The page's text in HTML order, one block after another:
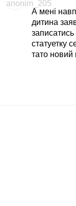
А мені
дитина
статуетку
тато